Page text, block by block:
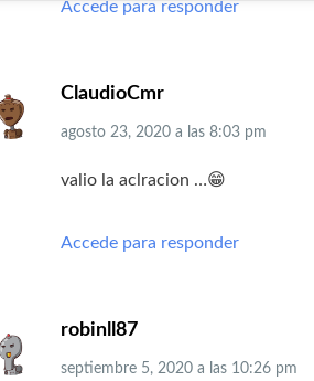
Accede para responder
ClaudioCmr
agosto 23, 2020 a las 8:03 pm
valio la aclracion …😁
Accede para responder
robinll87
septiembre 5, 2020 a las 10:26 pm